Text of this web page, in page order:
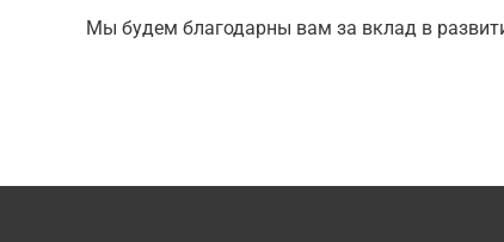
Мы будем благодарны вам за вклад в